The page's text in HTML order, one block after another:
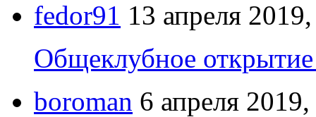
fedor91 13 апреля
Общеклубное открытие
boroman 6 апреля